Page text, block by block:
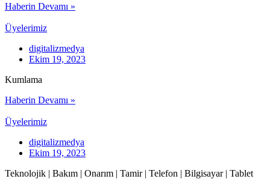
Haberin Devamı »
Üyelerimiz
digitalizmedya
Ekim 19, 2023
Kumlama
Haberin Devamı »
Üyelerimiz
digitalizmedya
Ekim 19, 2023
Teknolojik | Bakım | Onarım | Tamir | Telefon | Bilgisayar | Tablet